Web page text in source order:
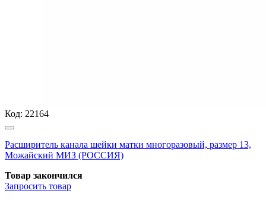
Код: 22164
Расширитель канала шейки матки многоразовый, размер 13,
Можайский МИЗ (РОССИЯ)
Товар закончился
Запросить товар